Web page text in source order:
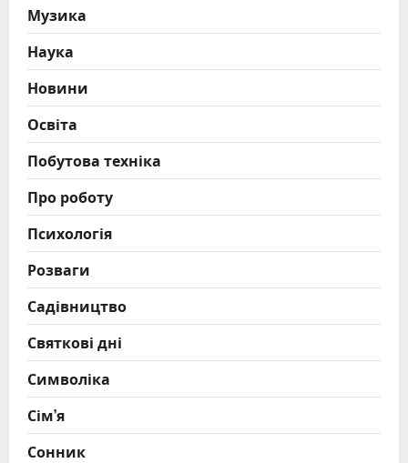
Музика
Наука
Новини
Освіта
Побутова техніка
Про роботу
Психологія
Розваги
Садівництво
Святкові дні
Символіка
Сім’я
Сонник